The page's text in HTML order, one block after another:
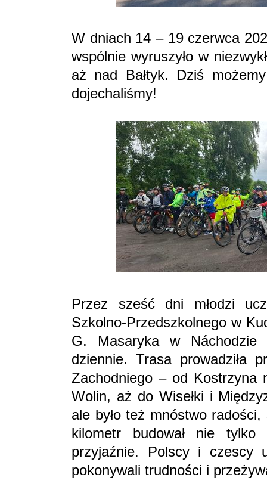
W dniach 14 – 19 czerwca
wspólnie wyruszyło w
aż nad Bałtyk. Dziś
dojechaliśmy!
Przez sześć dni młodzi
Szkolno-Przedszkolnego w
G. Masaryka w Náchodzie
dziennie. Trasa prowadziła
Zachodniego – od Kostrzyna
Wolin, aż do Wisełki i
ale było też mnóstwo
kilometr budował nie
przyjaźnie. Polscy i czescy
pokonywali trudności i